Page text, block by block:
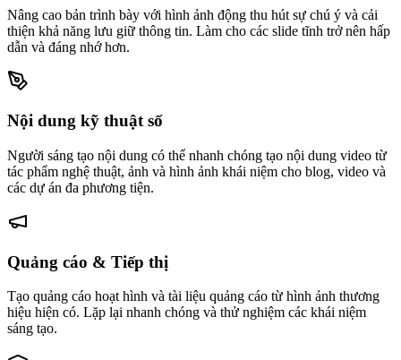
Nâng cao bản trình bày với hình ảnh động thu hút sự chú ý và cải
thiện khả năng lưu giữ thông tin. Làm cho các slide tĩnh trở nên hấp
dẫn và đáng nhớ hơn.
Nội dung kỹ thuật số
Người sáng tạo nội dung có thể nhanh chóng tạo nội dung video từ
tác phẩm nghệ thuật, ảnh và hình ảnh khái niệm cho blog, video và
các dự án đa phương tiện.
Quảng cáo & Tiếp thị
Tạo quảng cáo hoạt hình và tài liệu quảng cáo từ hình ảnh thương
hiệu hiện có. Lặp lại nhanh chóng và thử nghiệm các khái niệm
sáng tạo.